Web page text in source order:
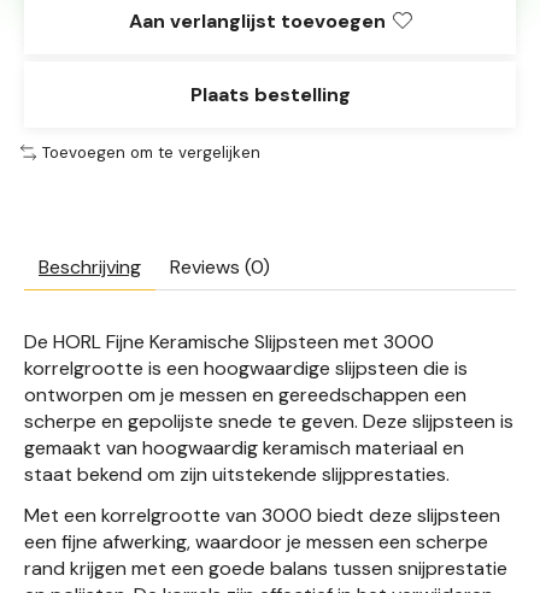
Aan verlanglijst toevoegen
Plaats bestelling
Toevoegen om te vergelijken
Beschrijving Reviews (0)
De HORL Fijne Keramische Slijpsteen met 3000
korrelgrootte is een hoogwaardige slijpsteen die is
ontworpen om je messen en gereedschappen een
scherpe en gepolijste snede te geven. Deze slijpsteen is
gemaakt van hoogwaardig keramisch materiaal en
staat bekend om zijn uitstekende slijpprestaties.
Met een korrelgrootte van 3000 biedt deze slijpsteen
een fijne afwerking, waardoor je messen een scherpe
rand krijgen met een goede balans tussen snijprestatie